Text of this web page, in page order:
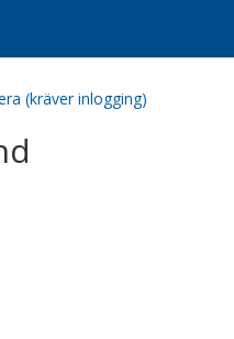
(kräver inlogging)